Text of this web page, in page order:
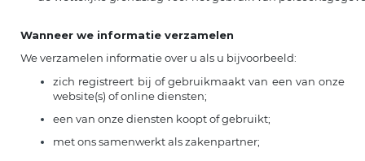
Wanneer we informatie verzamelen
We verzamelen informatie over u als u bijvoorbeeld:
zich registreert bij of gebruikmaakt van een van onze
website(s) of online diensten;
een van onze diensten koopt of gebruikt;
met ons samenwerkt als zakenpartner;